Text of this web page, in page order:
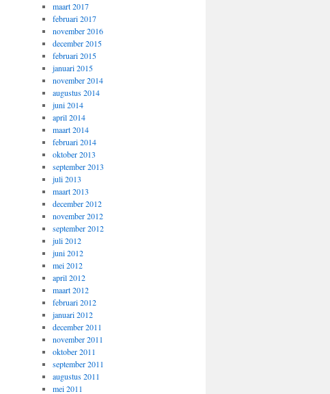
maart 2017
februari 2017
november 2016
december 2015
februari 2015
januari 2015
november 2014
augustus 2014
juni 2014
april 2014
maart 2014
februari 2014
oktober 2013
september 2013
juli 2013
maart 2013
december 2012
november 2012
september 2012
juli 2012
juni 2012
mei 2012
april 2012
maart 2012
februari 2012
januari 2012
december 2011
november 2011
oktober 2011
september 2011
augustus 2011
mei 2011